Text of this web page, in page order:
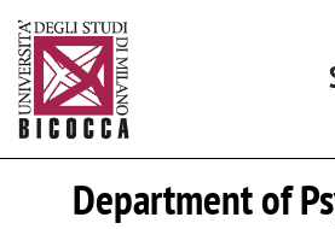
Department of